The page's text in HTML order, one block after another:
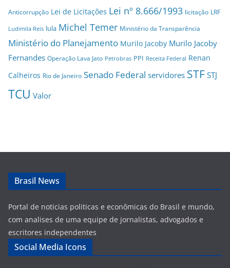
Anticorrupção Lei de Licitações Lei nº 8.666/1993 licitação LRF
Ludimila Reis lula Michel Temer Ministério da Transparência
Ministério do Planejamento Murilo Jacoby Murilo Jacoby
Fernandes Operação Lava Jato Petrobras PPI Receita Federal Renan
Calheiros Rio de Janeiro Senado Federal servidores STF STJ
TCU Valor
Brasil News
Portal de noticias politicas e econômicas do Brasil e mundo,
com analises de uma equipe de jornalistas, advogados e
escritores independentes
Social Media Icons